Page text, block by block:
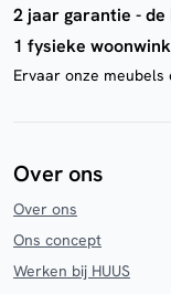
2 jaar garantie -
1 fysieke
Ervaar onze meubels
Over ons
Over ons
Ons concept
Werken bij HUUS